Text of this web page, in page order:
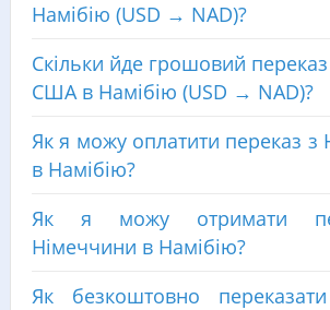
Намібію (USD → NAD)?
Скільки йде грошовий переказ
США в Намібію (USD → NAD)?
Як я можу оплатити переказ з
в Намібію?
Як я можу отримати
Німеччини в Намібію?
Як безкоштовно